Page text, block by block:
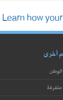
Learn how
أخرى
الوطن
متفرقة